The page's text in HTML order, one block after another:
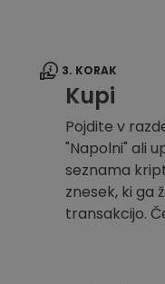
3. KORAK
Kupi
Pojdite v
"Napolni" ali
seznama
znesek, ki ga
transakcijo.